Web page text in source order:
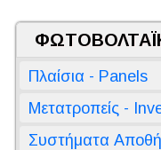
Πλαίσια - Panels
Μετατροπείς -
Συστήματα